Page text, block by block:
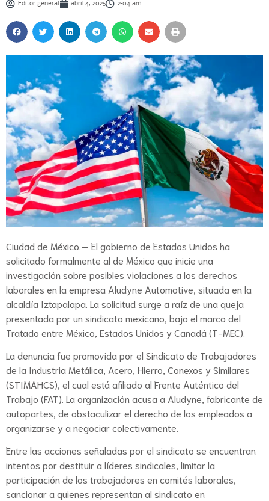
Editor general abril 4, 2025 2:04 am
Ciudad de México.— El gobierno de Estados Unidos ha
solicitado formalmente al de México que inicie una
investigación sobre posibles violaciones a los derechos
laborales en la empresa Aludyne Automotive, situada en la
alcaldía Iztapalapa. La solicitud surge a raíz de una queja
presentada por un sindicato mexicano, bajo el marco del
Tratado entre México, Estados Unidos y Canadá (T-MEC).
La denuncia fue promovida por el Sindicato de Trabajadores
de la Industria Metálica, Acero, Hierro, Conexos y Similares
(STIMAHCS), el cual está afiliado al Frente Auténtico del
Trabajo (FAT). La organización acusa a Aludyne, fabricante de
autopartes, de obstaculizar el derecho de los empleados a
organizarse y a negociar colectivamente.
Entre las acciones señaladas por el sindicato se encuentran
intentos por destituir a líderes sindicales, limitar la
participación de los trabajadores en comités laborales,
sancionar a quienes representan al sindicato en